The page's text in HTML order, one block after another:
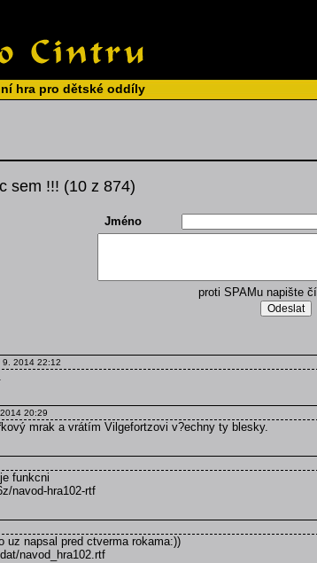
hra pro dětské oddíly
sem !!! (10 z 874)
Jméno
proti SPAMu napište
9. 2014 22:12
20:29
mrak a vrátím Vilgefortzovi v?echny ty blesky.
funkcni
navod-hra102-rtf
uz napsal pred ctverma rokama:))
navod_hra102.rtf